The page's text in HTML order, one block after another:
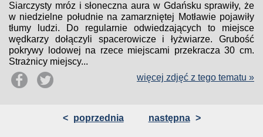
Siarczysty mróz i słoneczna aura w Gdańsku sprawiły, że
w niedzielne południe na zamarzniętej Motławie pojawiły
tłumy ludzi. Do regularnie odwiedzających to miejsce
wędkarzy dołączyli spacerowicze i łyżwiarze. Grubość
pokrywy lodowej na rzece miejscami przekracza 30 cm.
Strażnicy miejscy...
więcej zdjęć z tego tematu »
< poprzednia następna >